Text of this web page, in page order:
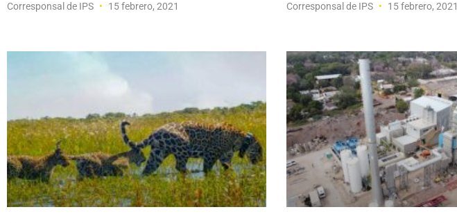
Corresponsal de IPS 15 febrero, 2021 Corresponsal de IPS 15 febrero, 2021